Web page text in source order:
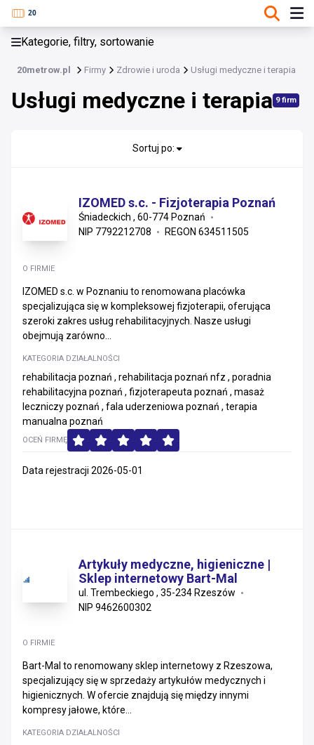
Kategorie, filtry, sortowanie
20metrow.pl Firmy Zdrowie i uroda Usługi medyczne i terapia
Usługi medyczne i terapia 9 firm
Zdrowie i uroda
Kosmetyki i pielęgnacja
Usługi medyczne i terapia
Leki, suplementy i art. prozdrowotne
Sortuj po:
IZOMED s.c. - Fizjoterapia Poznań
Śniadeckich , 60-774 Poznań
NIP 7792212708
REGON 634511505
O FIRMIE
IZOMED s.c. w Poznaniu to renomowana placówka
specjalizująca się w kompleksowej fizjoterapii, oferująca
szeroki zakres usług rehabilitacyjnych. Nasze usługi
obejmują zarówno...
KATEGORIA DZIAŁALNOŚCI
rehabilitacja poznań , rehabilitacja poznań nfz , poradnia
rehabilitacyjna poznań , fizjoterapeuta poznań , masaż
leczniczy poznań , fala uderzeniowa poznań , terapia
manualna poznań
OCEŃ FIRMĘ
Data rejestracji 2026-05-01
Artykuły medyczne, higieniczne |
Sklep internetowy Bart-Mal
ul. Trembeckiego , 35-234 Rzeszów
NIP 9462600302
O FIRMIE
Bart-Mal to renomowany sklep internetowy z Rzeszowa,
specjalizujący się w sprzedaży artykułów medycznych i
higienicznych. W ofercie znajdują się między innymi
kompresy jałowe, które...
KATEGORIA DZIAŁALNOŚCI